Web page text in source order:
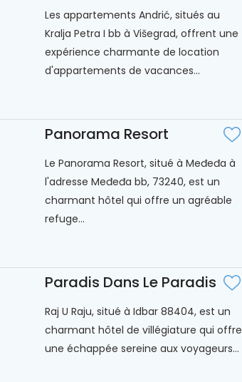
Les appartements Andrić, situés au
Kralja Petra I bb à Višegrad, offrent une
expérience charmante de location
d'appartements de vacances...
Panorama Resort
Le Panorama Resort, situé à Međeđa à
l'adresse Međeđa bb, 73240, est un
charmant hôtel qui offre un agréable
refuge...
Paradis Dans Le Paradis
Raj U Raju, situé à Idbar 88404, est un
charmant hôtel de villégiature qui offre
une échappée sereine aux voyageurs...